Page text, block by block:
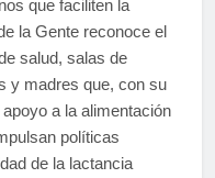
que faciliten la
la Gente reconoce el
salud, salas de
y madres que, con su
a la alimentación
políticas
de la lactancia